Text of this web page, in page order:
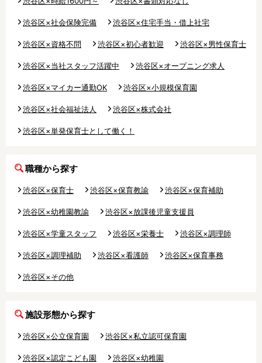
渋谷区×社会保険完備 渋谷区×住宅手当・借上社宅
渋谷区×資格不問 渋谷区×初心者歓迎 渋谷区×男性保育士
渋谷区×当社スタッフ活躍中 渋谷区×オープニング求人
渋谷区×マイカー通勤OK 渋谷区×小規模保育園
渋谷区×社会福祉法人 渋谷区×株式会社
渋谷区×単発保育士として働く！
職種から探す
渋谷区×保育士 渋谷区×保育教諭 渋谷区×保育補助
渋谷区×幼稚園教諭 渋谷区×放課後児童支援員
渋谷区×学童スタッフ 渋谷区×栄養士 渋谷区×調理師
渋谷区×調理補助 渋谷区×看護師 渋谷区×保育事務
渋谷区×その他
施設形態から探す
渋谷区×公立保育園 渋谷区×私立認可保育園
渋谷区×認定こども園 渋谷区×幼稚園
東京23区内で絞り込む
東京23区内 千代田区 中央区
渋谷区
江東区 荒川区 足立区
葛飾区 江戸川区 品川区
目黒区 大田区 世田谷区